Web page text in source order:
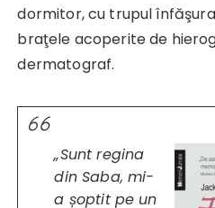
dormitor, cu trupul
braţele acoperite de
dermatograf.
„Sunt regina
din Saba, mi-
a șoptit pe un